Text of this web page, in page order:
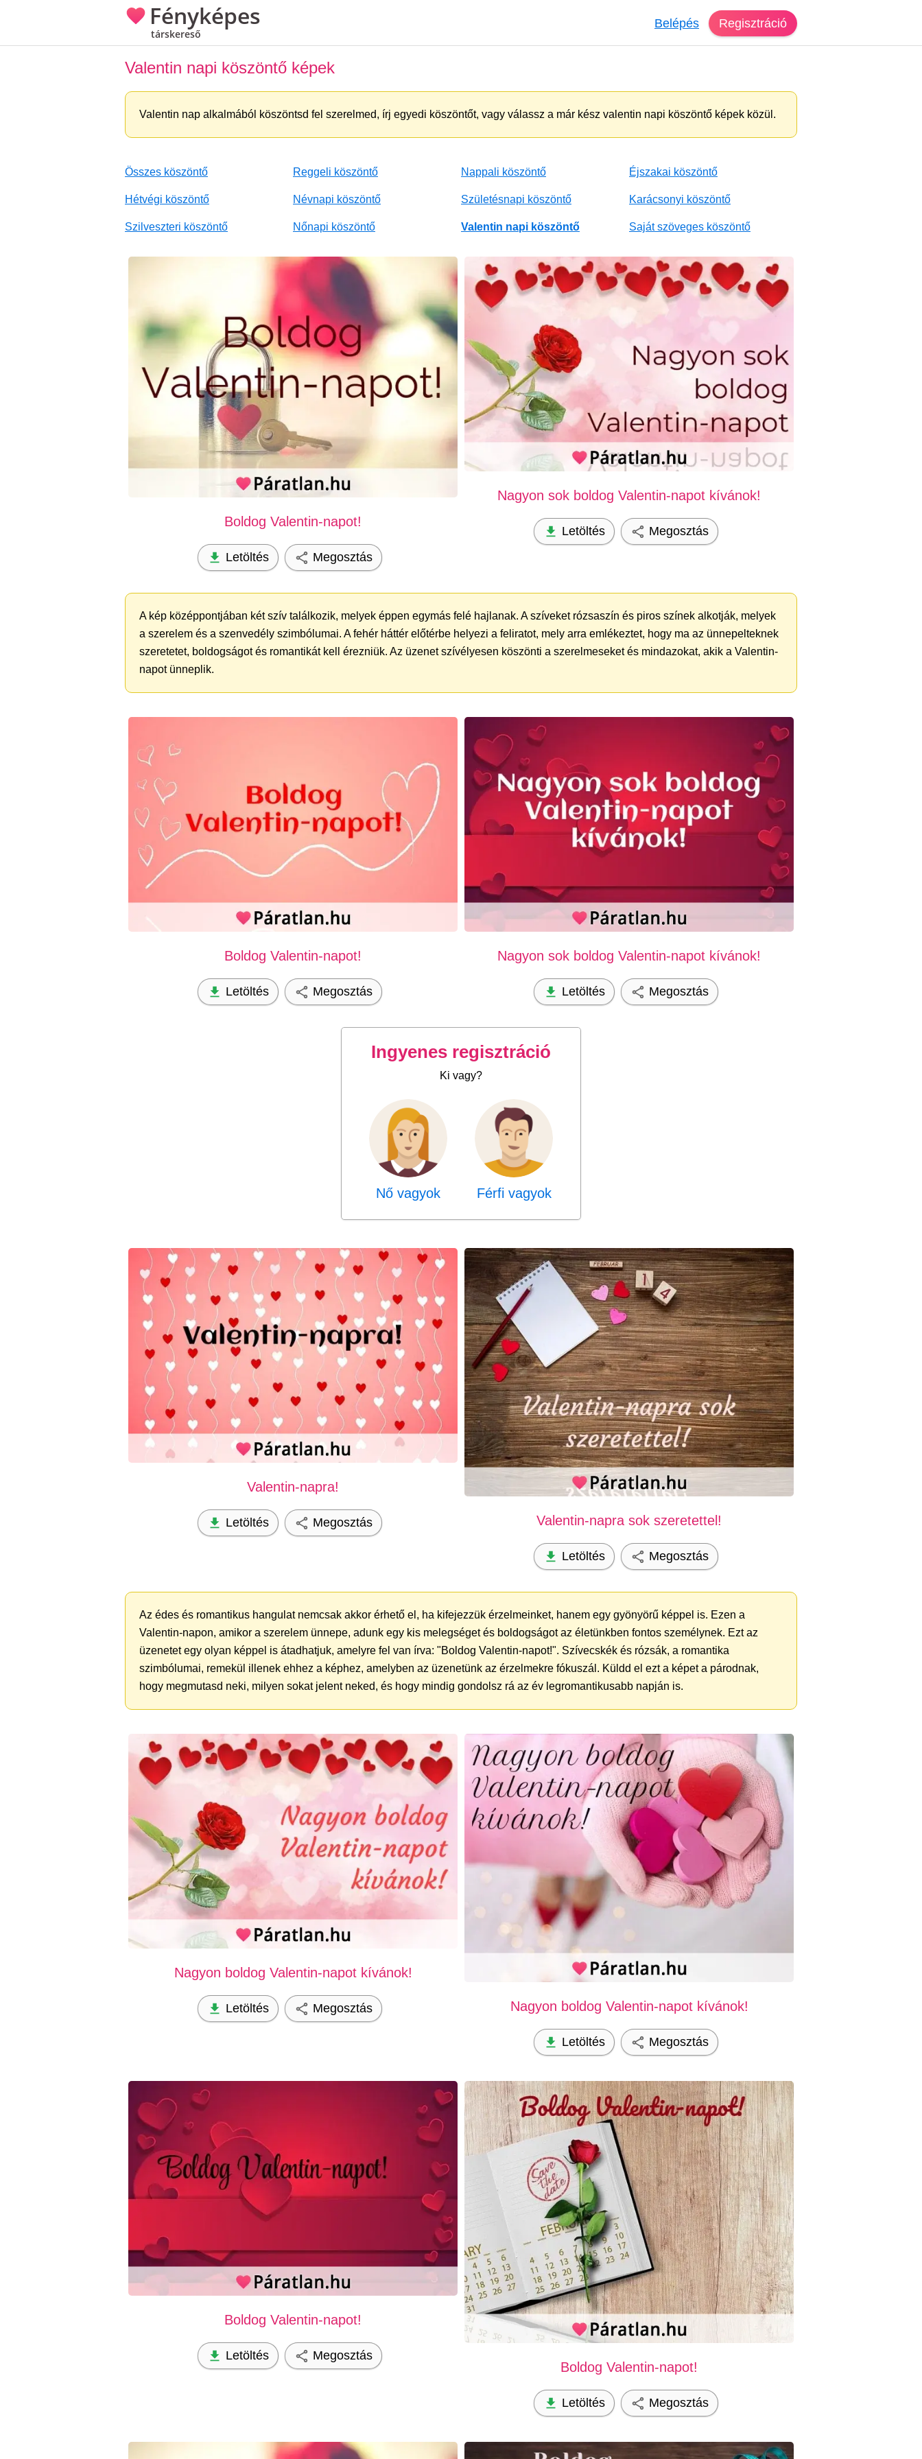
Fényképes
társkereső
Belépés Regisztráció
Valentin napi köszöntő képek
Valentin nap alkalmából köszöntsd fel szerelmed, írj egyedi köszöntőt, vagy válassz a már kész valentin napi köszöntő képek közül.
Összes köszöntő Reggeli köszöntő Nappali köszöntő Éjszakai köszöntő
Hétvégi köszöntő Névnapi köszöntő Születésnapi köszöntő Karácsonyi köszöntő
Szilveszteri köszöntő Nőnapi köszöntő Valentin napi köszöntő Saját szöveges köszöntő
Boldog Valentin-napot!
Letöltés Megosztás
Nagyon sok boldog Valentin-napot kívánok!
Letöltés Megosztás
A kép középpontjában két szív találkozik, melyek éppen egymás felé hajlanak. A szíveket rózsaszín és piros színek alkotják, melyek
a szerelem és a szenvedély szimbólumai. A fehér háttér előtérbe helyezi a feliratot, mely arra emlékeztet, hogy ma az ünnepelteknek
szeretetet, boldogságot és romantikát kell érezniük. Az üzenet szívélyesen köszönti a szerelmeseket és mindazokat, akik a Valentin-
napot ünneplik.
Boldog Valentin-napot!
Letöltés Megosztás
Nagyon sok boldog Valentin-napot kívánok!
Letöltés Megosztás
Ingyenes regisztráció
Ki vagy?
Nő vagyok Férfi vagyok
Valentin-napra!
Letöltés Megosztás Valentin-napra sok szeretettel!
Letöltés Megosztás
Az édes és romantikus hangulat nemcsak akkor érhető el, ha kifejezzük érzelmeinket, hanem egy gyönyörű képpel is. Ezen a
Valentin-napon, amikor a szerelem ünnepe, adunk egy kis melegséget és boldogságot az életünkben fontos személynek. Ezt az
üzenetet egy olyan képpel is átadhatjuk, amelyre fel van írva: "Boldog Valentin-napot!". Szívecskék és rózsák, a romantika
szimbólumai, remekül illenek ehhez a képhez, amelyben az üzenetünk az érzelmekre fókuszál. Küldd el ezt a képet a párodnak,
hogy megmutasd neki, milyen sokat jelent neked, és hogy mindig gondolsz rá az év legromantikusabb napján is.
Nagyon boldog Valentin-napot kívánok!
Letöltés Megosztás Nagyon boldog Valentin-napot kívánok!
Letöltés Megosztás
Boldog Valentin-napot!
Letöltés Megosztás
Boldog Valentin-napot!
Letöltés Megosztás